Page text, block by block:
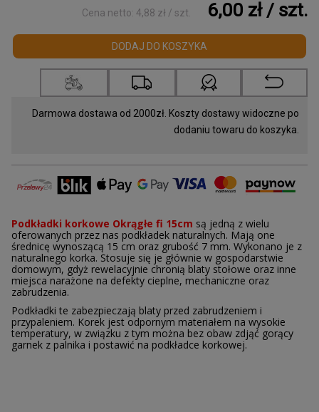
Akcesoria
Tablice w ramce
Korek dylatacyjny
Korki do butelek
Promocje
Gumokorek
Korek na jachty i na baseny
Tkanina korkowa
Podłogi korkowe
Granulat korkowy
Korek do ćw. jogi
Cena netto: 4,88 zł / szt. 6,00 zł/ szt.
DODAJ DO KOSZYKA
Darmowa dostawa od 2000zł. Koszty dostawy widoczne po
dodaniu towaru do koszyka.
Podkładki korkowe Okrągłe fi 15cm są jedną z wielu
oferowanych przez nas podkładek naturalnych. Mają one
średnicę wynoszącą 15 cm oraz grubość 7 mm. Wykonano je z
naturalnego korka. Stosuje się je głównie w gospodarstwie
domowym, gdyż rewelacyjnie chronią blaty stołowe oraz inne
miejsca narażone na defekty cieplne, mechaniczne oraz
zabrudzenia.
Podkładki te zabezpieczają blaty przed zabrudzeniem i
przypaleniem. Korek jest odpornym materiałem na wysokie
temperatury, w związku z tym można bez obaw zdjąć gorący
garnek z palnika i postawić na podkładce korkowej.